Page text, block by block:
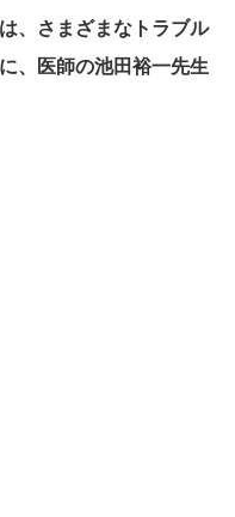
、さまざまなトラブル
、医師の池田裕一先生